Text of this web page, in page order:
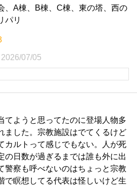
、A棟、B棟、C棟、東の塔、西の
パリ
2026/07/05
てようと思ってたのに登場人物多
ました。宗教施設はでてくるけど
カルトって感じでもない。人が死
の日数が過ぎるまでは誰も外に出
警察も呼べないのはちょっと宗教
で瞑想してる代表は怪しいけど生